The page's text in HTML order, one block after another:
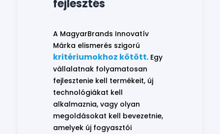
fejlesztés
A MagyarBrands Innovatív
Márka elismerés szigorú
kritériumokhoz kötött. Egy
vállalatnak folyamatosan
fejlesztenie kell termékeit, új
technológiákat kell
alkalmaznia, vagy olyan
megoldásokat kell bevezetnie,
amelyek új fogyasztói